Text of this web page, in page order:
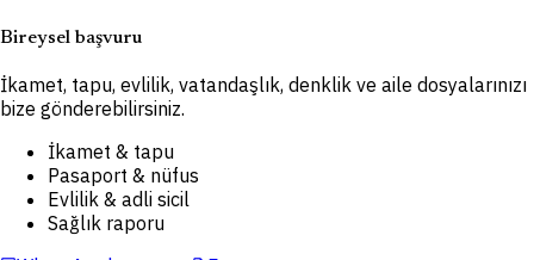
Bireysel başvuru
İkamet, tapu, evlilik, vatandaşlık, denklik ve aile dosyalarınızı
bize gönderebilirsiniz.
İkamet & tapu
Pasaport & nüfus
Evlilik & adli sicil
Sağlık raporu